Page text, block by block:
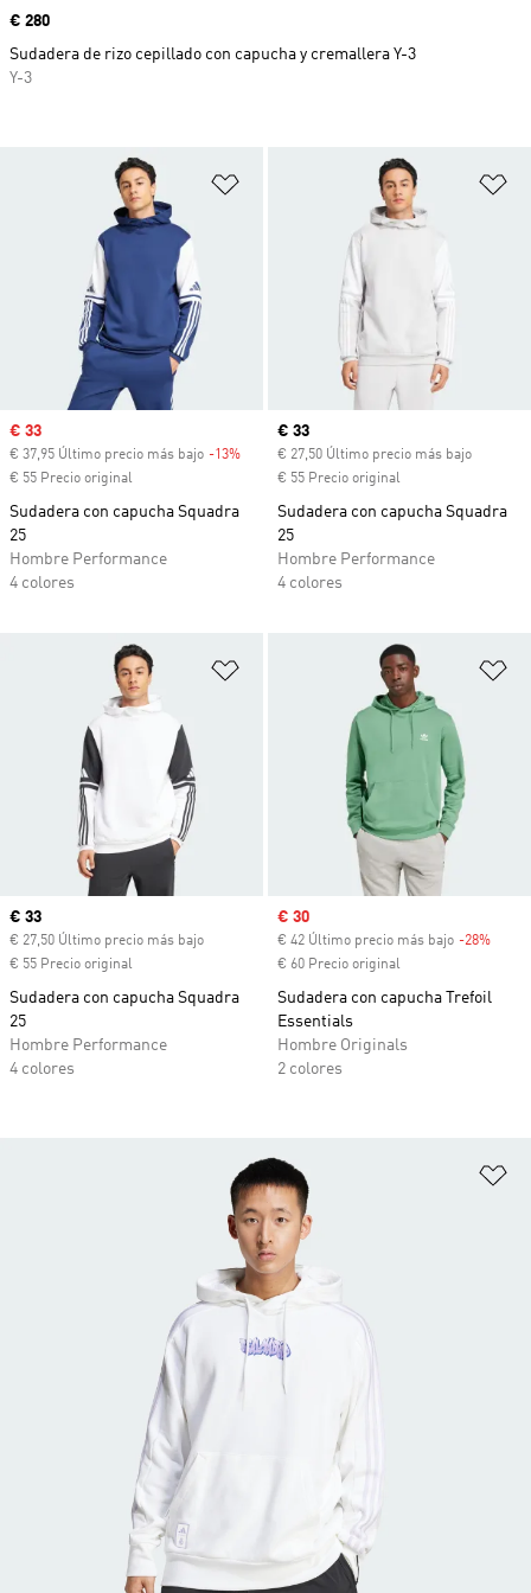
Añadir a la lista de deseos
Precio de venta
€ 33
€ 37,95 Último precio más bajo -13% Descuento
€ 55 Precio original
Sudadera con capucha Squadra
25
Hombre Performance
4 colores
Precio actual
€ 33
€ 27,50 Último precio más bajo
€ 55 Precio original
Sudadera con capucha Squadra
25
Hombre Performance
4 colores
Añadir a la lista de deseos
Precio actual
€ 33
€ 27,50 Último precio más bajo
€ 55 Precio original
Sudadera con capucha Squadra
25
Hombre Performance
4 colores
Precio de venta
€ 30
€ 42 Último precio más bajo -28%
€ 60 Precio original
Sudadera con capucha Trefoil
Essentials
Hombre Originals
2 colores
Precio
€ 280
Sudadera de rizo cepillado con capucha y cremallera Y-3
Y-3